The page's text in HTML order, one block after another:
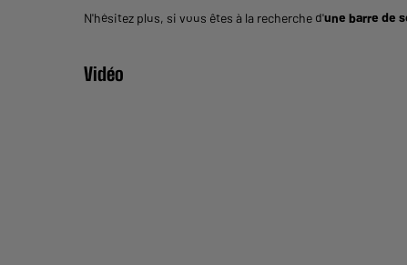
N'hésitez plus, si vous êtes à la recherche d'une barre de
Vidéo